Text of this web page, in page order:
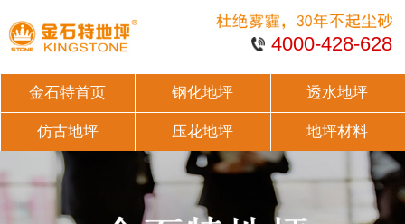
4000-428-628
金石特首页 钢化地坪 透水地坪
仿古地坪 压花地坪 地坪材料